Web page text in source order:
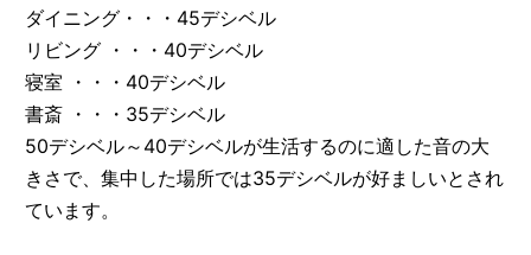
ダイニング・・・45デシベル
リビング ・・・40デシベル
寝室 ・・・40デシベル
書斎 ・・・35デシベル
50デシベル～40デシベルが生活するのに適した音の大
きさで、集中した場所では35デシベルが好ましいとされ
ています。